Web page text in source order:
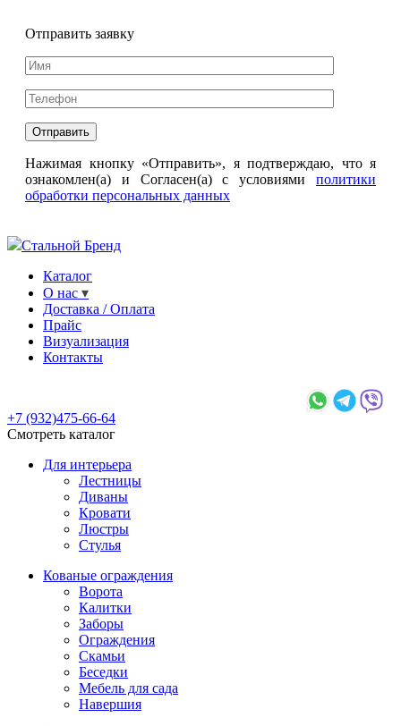
Отправить заявку
Нажимая кнопку «Отправить», я подтверждаю, что я
ознакомлен(а) и Согласен(а) с условиями политики
обработки персональных данных
Стальной Бренд
Каталог
О нас
Доставка / Оплата
Прайс
Визуализация
Контакты
+7 (932)475-66-64
Смотреть каталог
Для интерьера
Лестницы
Диваны
Кровати
Люстры
Стулья
Кованые ограждения
Ворота
Калитки
Заборы
Ограждения
Скамьи
Беседки
Мебель для сада
Навершия